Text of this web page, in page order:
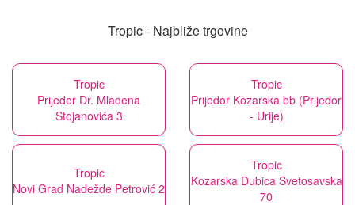
Tropic - Najbliže trgovine
Tropic
Prijedor Dr. Mladena
Stojanovića 3
Tropic
Prijedor Kozarska bb (Prijedor
- Urije)
Tropic
Novi Grad Nadežde Petrović 2
Tropic
Kozarska Dubica Svetosavska
70